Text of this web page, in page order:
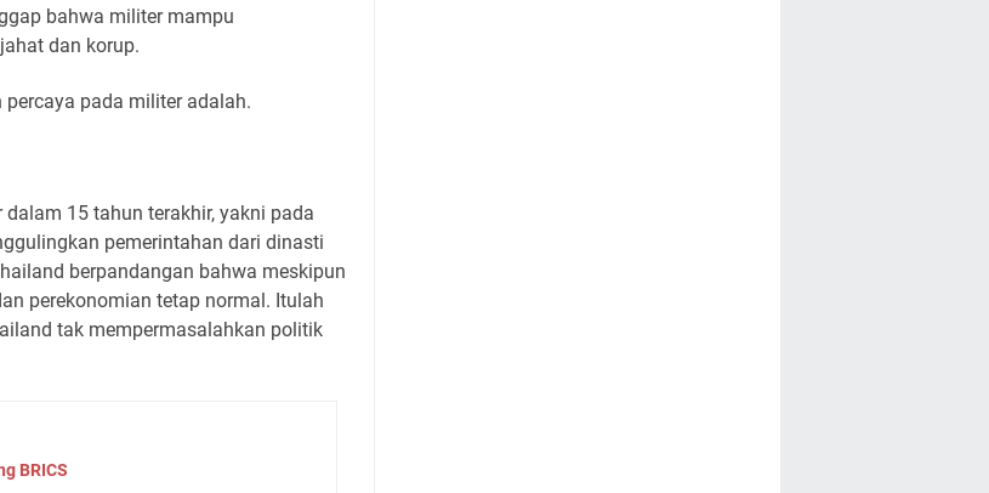
bahwa militer mampu
dan korup.
pada militer adalah.
15 tahun terakhir, yakni pada
pemerintahan dari dinasti
berpandangan bahwa meskipun
perekonomian tetap normal. Itulah
tak mempermasalahkan politik
BRICS